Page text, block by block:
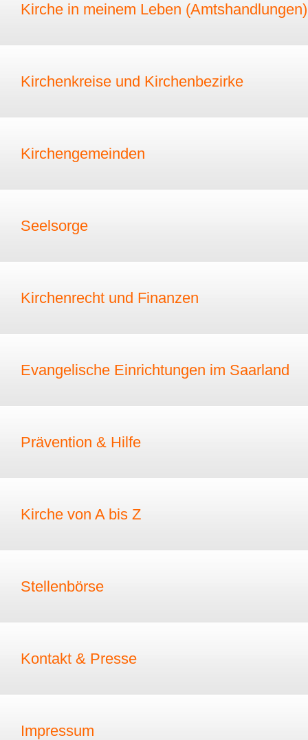
Kirche in meinem Leben (Amtshandlungen)
Kirchenkreise und Kirchenbezirke
Kirchengemeinden
Seelsorge
Kirchenrecht und Finanzen
Evangelische Einrichtungen im Saarland
Prävention & Hilfe
Kirche von A bis Z
Stellenbörse
Kontakt & Presse
Impressum